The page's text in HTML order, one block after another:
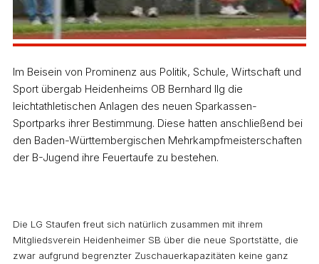
Im Beisein von Prominenz aus Politik, Schule, Wirtschaft und
Sport übergab Heidenheims OB Bernhard Ilg die
leichtathletischen Anlagen des neuen Sparkassen-
Sportparks ihrer Bestimmung. Diese hatten anschließend bei
den Baden-Württembergischen Mehrkampfmeisterschaften
der B-Jugend ihre Feuertaufe zu bestehen.
Die LG Staufen freut sich natürlich zusammen mit ihrem
Mitgliedsverein Heidenheimer SB über die neue Sportstätte, die
zwar aufgrund begrenzter Zuschauerkapazitäten keine ganz